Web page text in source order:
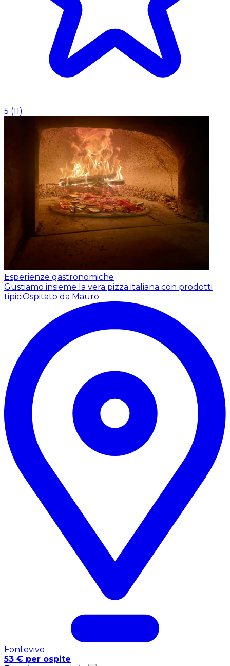
5 (11)
Esperienze gastronomiche
Gustiamo insieme la vera pizza italiana con prodotti
tipiciOspitato da Mauro
Fontevivo
53 € per ospite